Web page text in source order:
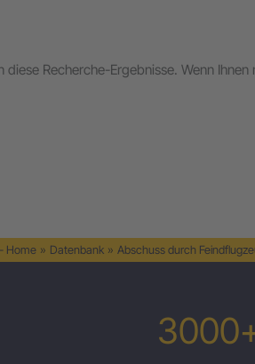
diese Recherche-Ergebnisse. Wenn
Home » Datenbank » Abschuss durch